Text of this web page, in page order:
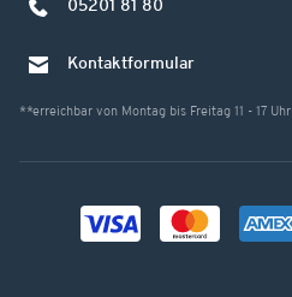
05201 81 80
Kontaktformular
**erreichbar von Montag bis Freitag 11 - 17 Uhr